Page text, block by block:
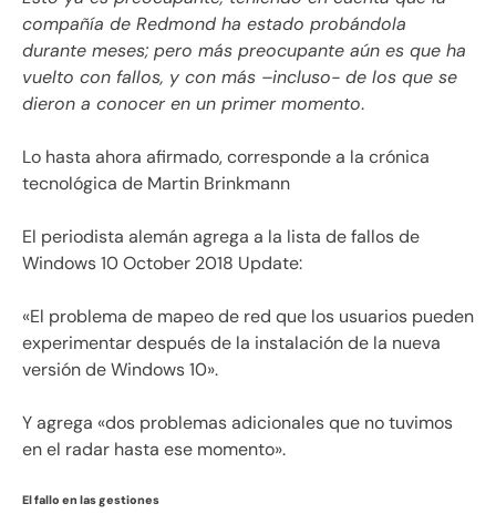
compañía de Redmond ha estado probándola
durante meses; pero más preocupante aún es que ha
vuelto con fallos, y con más –incluso- de los que se
dieron a conocer en un primer momento.
Lo hasta ahora afirmado, corresponde a la crónica
tecnológica de Martin Brinkmann
El periodista alemán agrega a la lista de fallos de
Windows 10 October 2018 Update:
«El problema de mapeo de red que los usuarios pueden
experimentar después de la instalación de la nueva
versión de Windows 10».
Y agrega «dos problemas adicionales que no tuvimos
en el radar hasta ese momento».
El fallo en las gestiones